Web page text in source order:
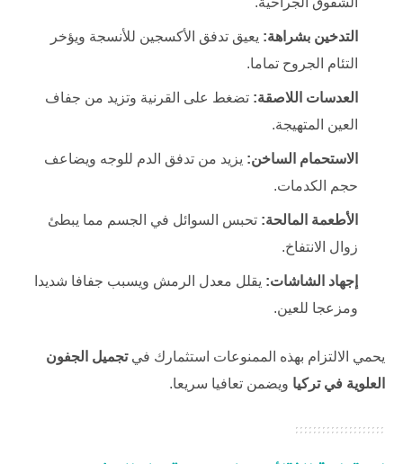
التدخين بشراهة: يعيق تدفق الأكسجين للأنسجة ويؤخر
التئام الجروح تماما.
العدسات اللاصقة: تضغط على القرنية وتزيد من جفاف
العين المتهيجة.
الاستحمام الساخن: يزيد من تدفق الدم للوجه ويضاعف
حجم الكدمات.
الأطعمة المالحة: تحبس السوائل في الجسم مما يبطئ
زوال الانتفاخ.
إجهاد الشاشات: يقلل معدل الرمش ويسبب جفافا شديدا
ومزعجا للعين.
يحمي الالتزام بهذه الممنوعات استثمارك فيتجميل الجفون
العلوية في تركيا ويضمن تعافيا سريعا.